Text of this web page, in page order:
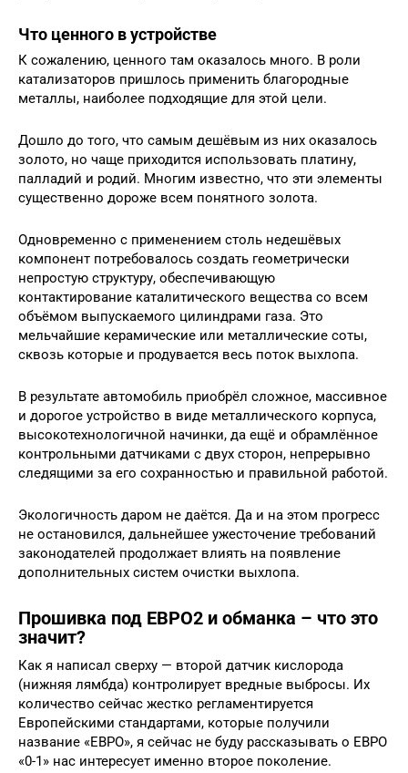
Что ценного в устройстве
К сожалению, ценного там оказалось много. В роли
катализаторов пришлось применить благородные
металлы, наиболее подходящие для этой цели.
Дошло до того, что самым дешёвым из них оказалось
золото, но чаще приходится использовать платину,
палладий и родий. Многим известно, что эти элементы
существенно дороже всем понятного золота.
Одновременно с применением столь недешёвых
компонент потребовалось создать геометрически
непростую структуру, обеспечивающую
контактирование каталитического вещества со всем
объёмом выпускаемого цилиндрами газа. Это
мельчайшие керамические или металлические соты,
сквозь которые и продувается весь поток выхлопа.
В результате автомобиль приобрёл сложное, массивное
и дорогое устройство в виде металлического корпуса,
высокотехнологичной начинки, да ещё и обрамлённое
контрольными датчиками с двух сторон, непрерывно
следящими за его сохранностью и правильной работой.
Экологичность даром не даётся. Да и на этом прогресс
не остановился, дальнейшее ужесточение требований
законодателей продолжает влиять на появление
дополнительных систем очистки выхлопа.
Прошивка под ЕВРО2 и обманка – что это
значит?
Как я написал сверху — второй датчик кислорода
(нижняя лямбда) контролирует вредные выбросы. Их
количество сейчас жестко регламентируется
Европейскими стандартами, которые получили
название «ЕВРО», я сейчас не буду рассказывать о ЕВРО
«0-1» нас интересует именно второе поколение.